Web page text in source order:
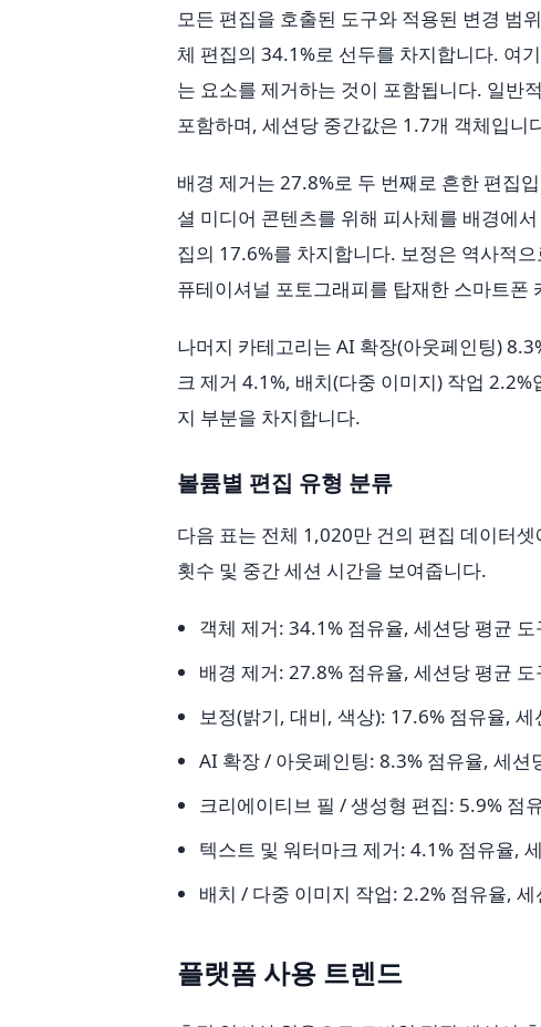
모든 편집을 호출된 도구와 적용된 변경 범
체 편집의 34.1%로 선두를 차지합니다. 여
는 요소를 제거하는 것이 포함됩니다. 일반
포함하며, 세션당 중간값은 1.7개 객체입니
배경 제거는 27.8%로 두 번째로 흔한 편집
셜 미디어 콘텐츠를 위해 피사체를 배경에
집의 17.6%를 차지합니다. 보정은 역사적
퓨테이셔널 포토그래피를 탑재한 스마트
나머지 카테고리는 AI 확장(아웃페인팅)
크 제거 4.1%, 배치(다중 이미지) 작업
지 부분을 차지합니다.
볼륨별 편집 유형 분류
다음 표는 전체 1,020만 건의 편집 데이터
횟수 및 중간 세션 시간을 보여줍니다.
객체 제거: 34.1% 점유율, 세션당 평균
배경 제거: 27.8% 점유율, 세션당 평균
보정(밝기, 대비, 색상): 17.6% 점유율,
AI 확장 / 아웃페인팅: 8.3% 점유율, 세
크리에이티브 필 / 생성형 편집: 5.9% 점
텍스트 및 워터마크 제거: 4.1% 점유율,
배치 / 다중 이미지 작업: 2.2% 점유율,
플랫폼 사용 트렌드